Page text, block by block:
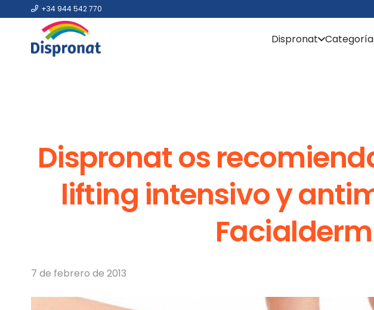
+34 944 542 770
Dispronat
Dispronat os
lifting intensivo y
Facialderm
7 de febrero de 2013